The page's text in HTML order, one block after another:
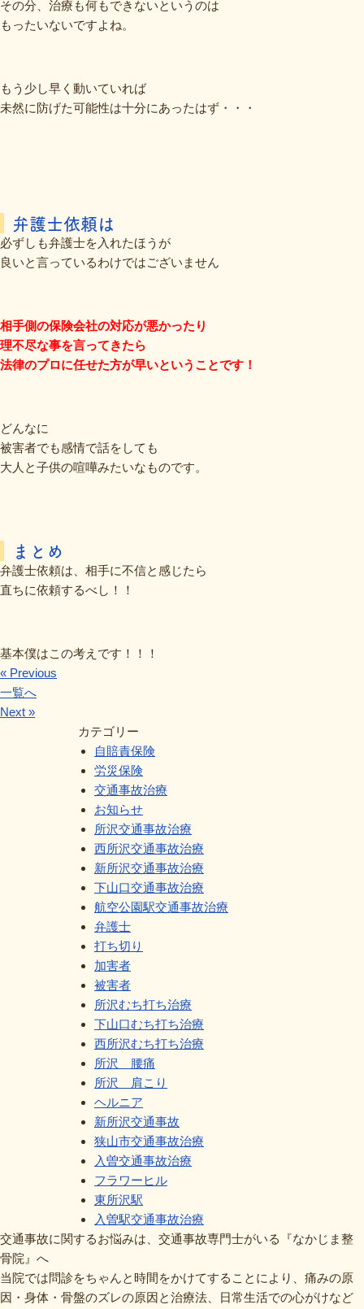
その分、治療も何もできないというのは
もったいないですよね。
もう少し早く動いていれば
未然に防げた可能性は十分にあったはず・・・
弁護士依頼は
必ずしも弁護士を入れたほうが
良いと言っているわけではございません
相手側の保険会社の対応が悪かったり
理不尽な事を言ってきたら
法律のプロに任せた方が早いということです！
どんなに
被害者でも感情で話をしても
大人と子供の喧嘩みたいなものです。
まとめ
弁護士依頼は、相手に不信と感じたら
直ちに依頼するべし！！
基本僕はこの考えです！！！
« Previous
一覧へ
Next »
カテゴリー
自賠責保険
労災保険
交通事故治療
お知らせ
所沢交通事故治療
西所沢交通事故治療
新所沢交通事故治療
下山口交通事故治療
航空公園駅交通事故治療
弁護士
打ち切り
加害者
被害者
所沢むち打ち治療
下山口むち打ち治療
西所沢むち打ち治療
所沢 腰痛
所沢 肩こり
ヘルニア
新所沢交通事故
狭山市交通事故治療
入曽交通事故治療
フラワーヒル
東所沢駅
入曽駅交通事故治療
交通事故に関するお悩みは、交通事故専門士がいる『なかじま整
骨院』へ
当院では問診をちゃんと時間をかけてすることにより、痛みの原
因・身体・骨盤のズレの原因と治療法、日常生活での心がけなど